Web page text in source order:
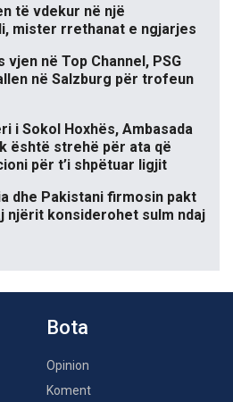
të vdekur në një
mister rrethanat e ngjarjes
vjen në Top Channel, PSG
në Salzburg për trofeun
i Sokol Hoxhës, Ambasada
është strehë për ata që
për t’i shpëtuar ligjit
dhe Pakistani firmosin pakt
njërit konsiderohet sulm ndaj
Bota
Opinion
Koment